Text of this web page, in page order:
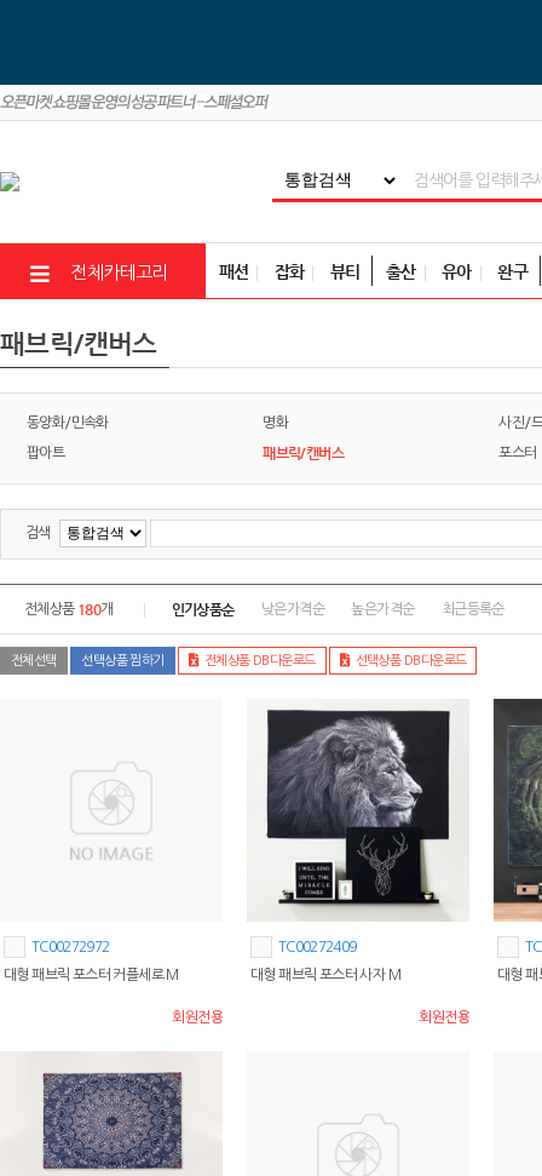
전체카테고리 패션 잡화 뷰티 출산 유아 완구
패브릭/캔버스
동양화/민속화 명화 사진/
팝아트 패브릭/캔버스 포스터
검색
전체상품 180개 인기상품순 낮은가격순 높은가격순 최근등록순
전체선택 선택상품 찜하기 전체상품 DB다운로드 선택상품 DB다운로드
TC00272972
대형 패브릭 포스터 커플세로 M
회원전용
TC00272409
대형 패브릭 포스터 사자 M
회원전용
대형